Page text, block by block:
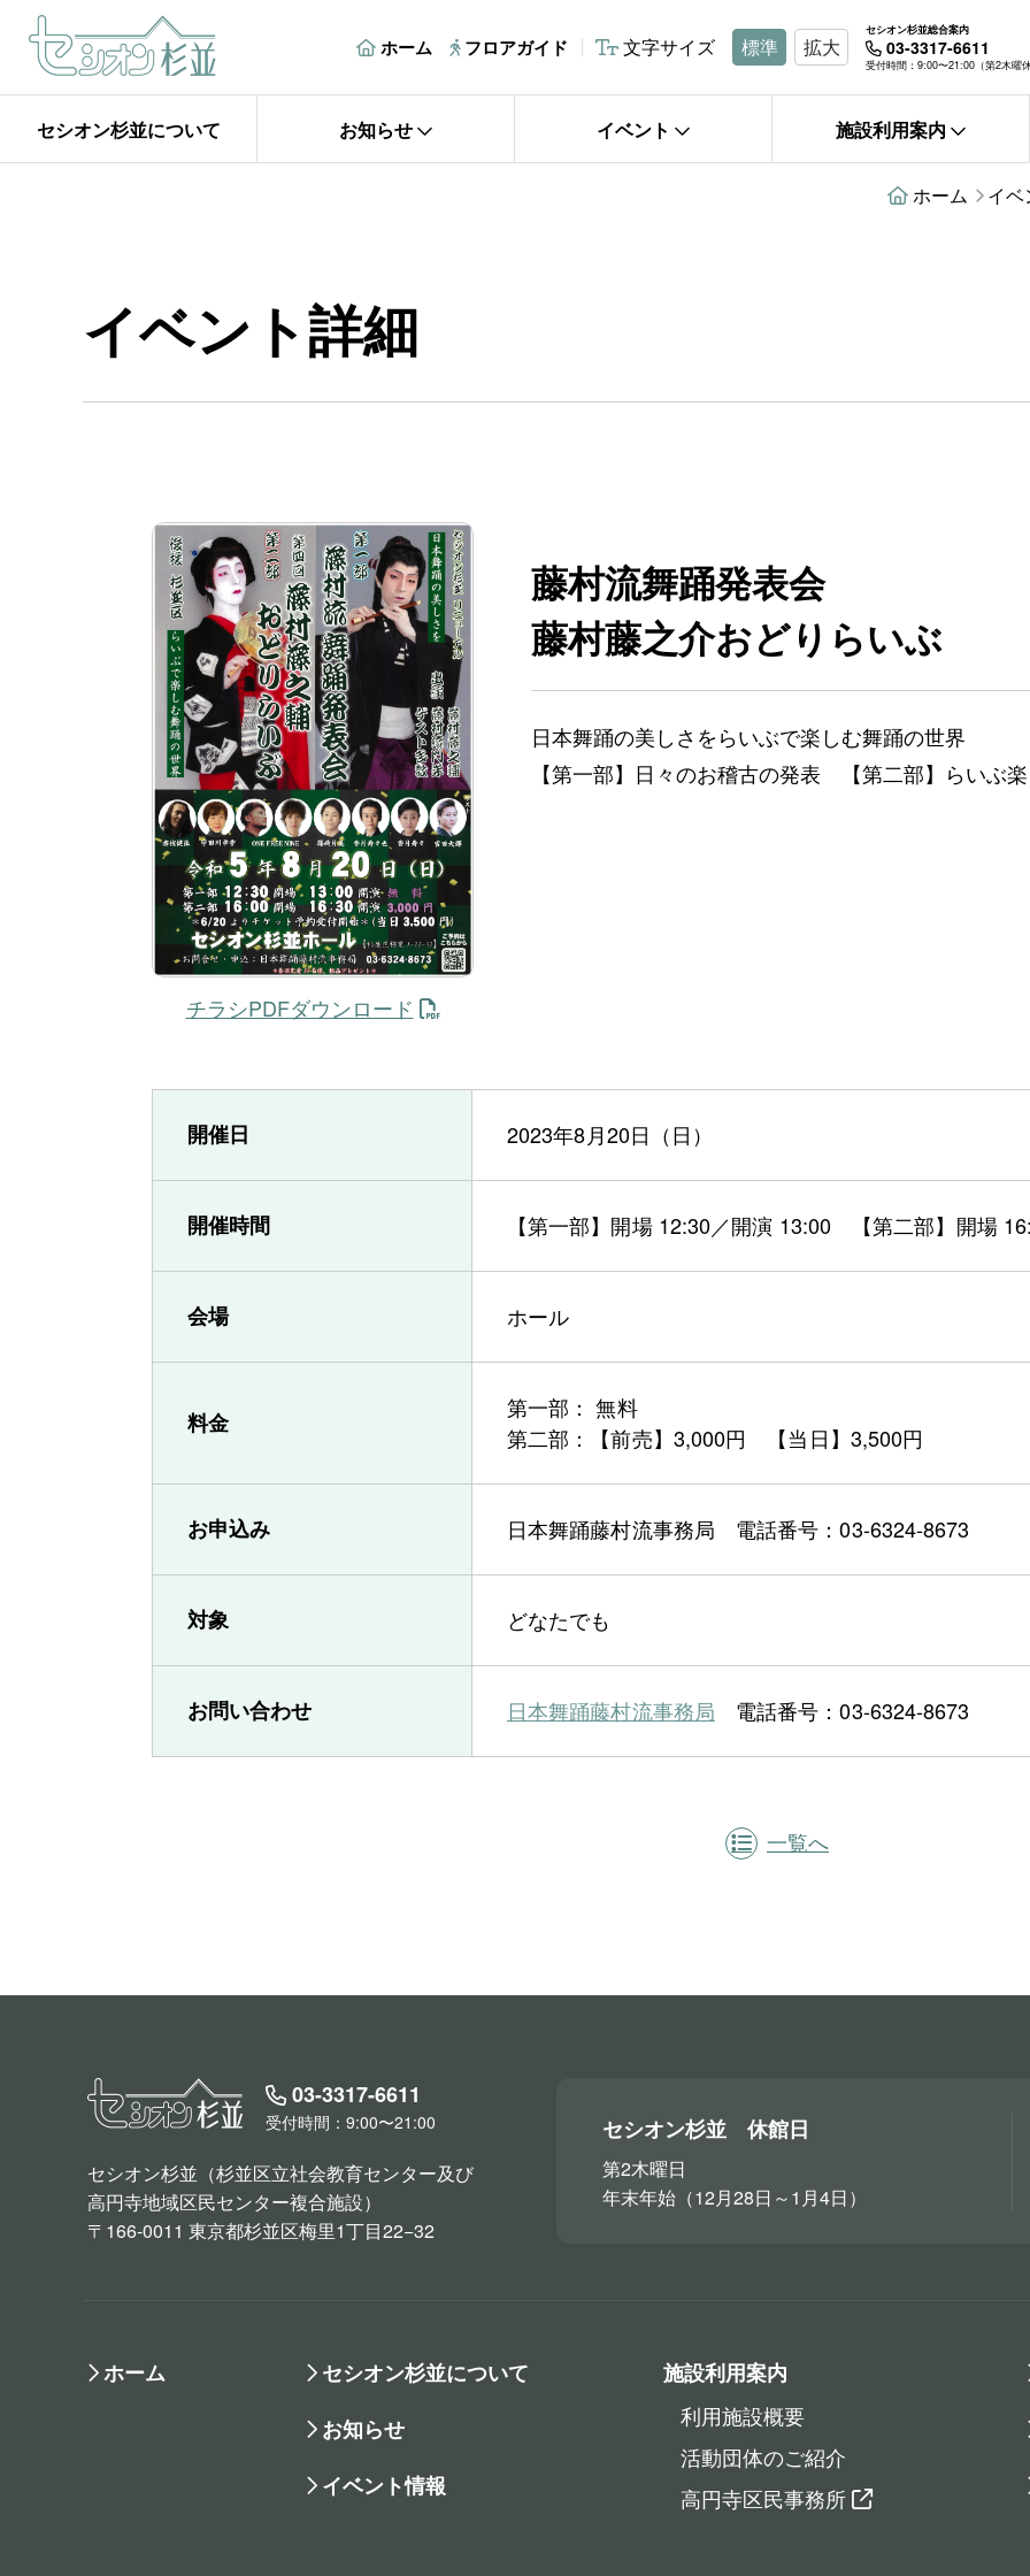
ホーム フロアガイド 文字サイズ 標準 拡大
セシオン杉並総合案内
03-3317-6611
受付時間：9:00〜21:00（第2木曜休
セシオン杉並について お知らせ イベント 施設利用案内
ホーム イベ
イベント詳細
藤村流舞踊発表会
藤村藤之介おどりらいぶ
日本舞踊の美しさをらいぶで楽しむ舞踊の世界
【第一部】日々のお稽古の発表 【第二部】らいぶ
チラシPDFダウンロード
開催日 2023年8月20日（日）
開催時間 【第一部】開場 12:30／開演 13:00 【第二部】開場
会場 ホール
料金
第一部： 無料
第二部：【前売】3,000円 【当日】3,500円
お申込み 日本舞踊藤村流事務局 電話番号：03-6324-8673
対象 どなたでも
お問い合わせ 日本舞踊藤村流事務局 電話番号：03-6324-8673
一覧へ
03-3317-6611
受付時間：9:00〜21:00
セシオン杉並（杉並区立社会教育センター及び
高円寺地域区民センター複合施設）
〒166-0011 東京都杉並区梅里1丁目22−32
セシオン杉並 休館日
第2木曜日
年末年始（12月28日～1月4日）
ホーム
セシオン杉並について
お知らせ
イベント情報
施設利用案内
利用施設概要
活動団体のご紹介
高円寺区民事務所